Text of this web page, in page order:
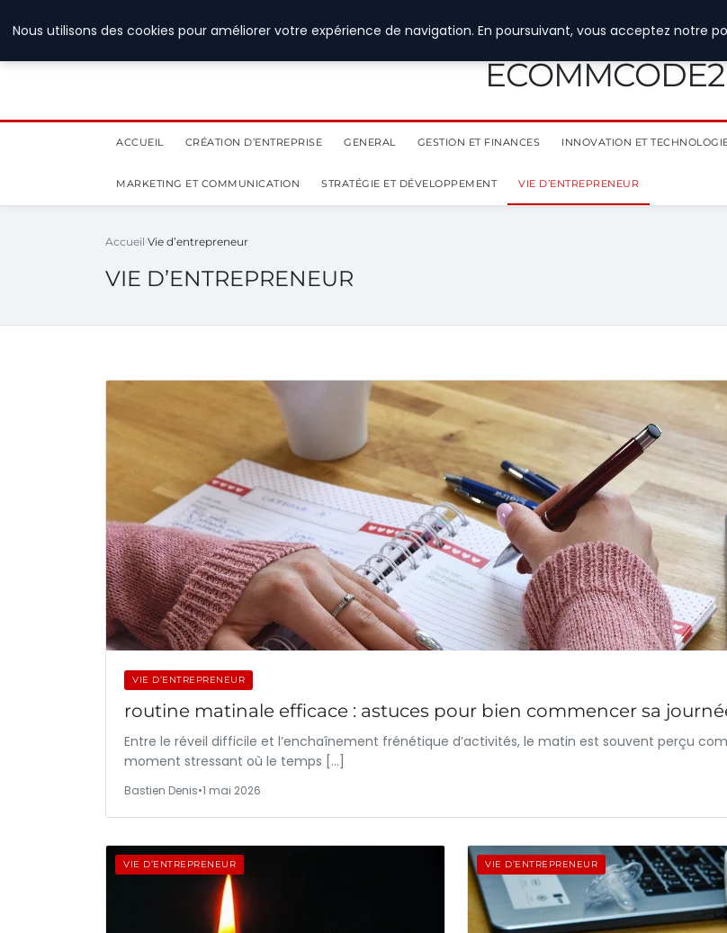
ECOMMCODE2
ACCUEIL CRÉATION D’ENTREPRISE GENERAL GESTION ET FINANCES INNOVATION ET
MARKETING ET COMMUNICATION STRATÉGIE ET DÉVELOPPEMENT VIE D’ENTREPRENEUR
Accueil Vie d’entrepreneur
VIE D’ENTREPRENEUR
VIE D’ENTREPRENEUR
routine matinale efficace : astuces pour bien commencer sa
Entre le réveil difficile et l’enchaînement frénétique d’activités, le matin est souvent perçu
moment stressant où le temps […]
Bastien Denis•1 mai 2026
VIE D’ENTREPRENEUR VIE D’ENTREPRENEUR
Nous utilisons des cookies pour améliorer votre expérience de navigation. En poursuivant, vous acceptez notre